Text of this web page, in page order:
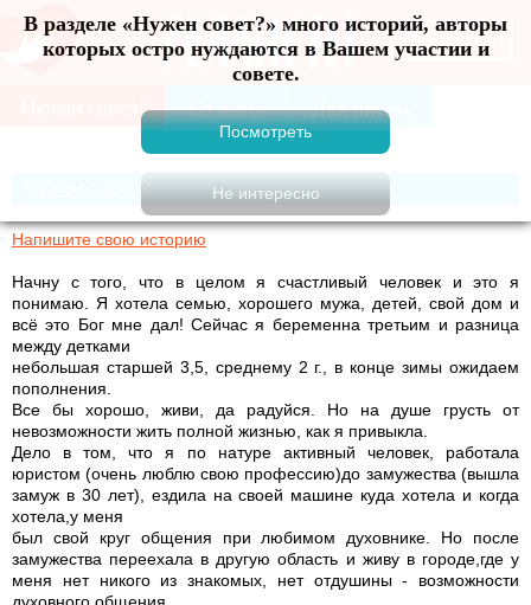
В разделе «Нужен совет?» много историй, авторы
которых остро нуждаются в Вашем участии и
совете.
Меню
Нужен совет?
Напишите свою историю
Начну с того, что в целом я счастливый человек и это я
понимаю. Я хотела семью, хорошего мужа, детей, свой дом и
всё это Бог мне дал! Сейчас я беременна третьим и разница
между детками
небольшая старшей 3,5, среднему 2 г., в конце зимы ожидаем
пополнения.
Все бы хорошо, живи, да радуйся. Но на душе грусть от
невозможности жить полной жизнью, как я привыкла.
Дело в том, что я по натуре активный человек, работала
юристом (очень люблю свою профессию)до замужества (вышла
замуж в 30 лет), ездила на своей машине куда хотела и когда
хотела,у меня
был свой круг общения при любимом духовнике. Но после
замужества переехала в другую область и живу в городе,где у
меня нет никого из знакомых, нет отдушины - возможности
духовного общения